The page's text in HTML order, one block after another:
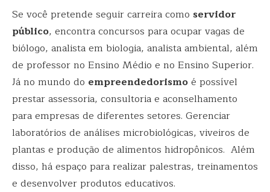
Se você pretende seguir carreira como servidor
público, encontra concursos para ocupar vagas de
biólogo, analista em biologia, analista ambiental, além
de professor no Ensino Médio e no Ensino Superior.
Já no mundo do empreendedorismoé possível
prestar assessoria, consultoria e aconselhamento
para empresas de diferentes setores. Gerenciar
laboratórios de análises microbiológicas, viveiros de
plantas e produção de alimentos hidropônicos. Além
disso, há espaço para realizar palestras, treinamentos
e desenvolver produtos educativos.